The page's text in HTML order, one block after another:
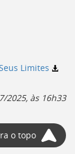
Limites
2025, às 16h33
o topo